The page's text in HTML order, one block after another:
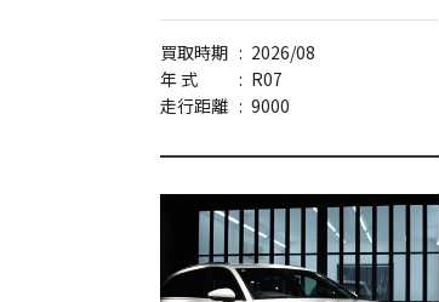
買取時期 : 2026/08
年 式
: R07
走行距離 : 9000